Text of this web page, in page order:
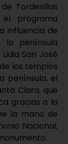
Tordesillas
programa
influencia de
la península
San José
los templos
península, el
Clara, que
gracias a la
la mano de
Nacional,